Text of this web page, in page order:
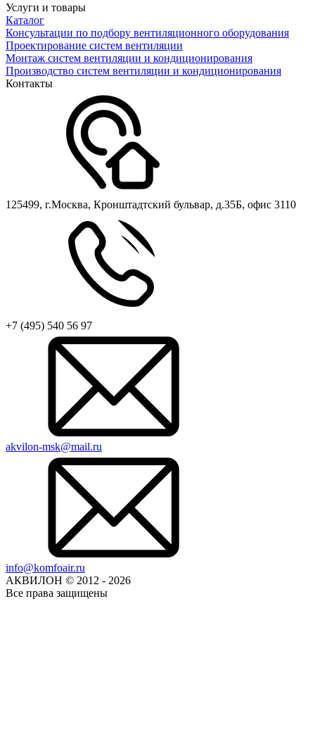
Услуги и товары
Каталог
Консультации по подбору вентиляционного оборудования
Проектирование систем вентиляции
Монтаж систем вентиляции и кондиционирования
Производство систем вентиляции и кондиционирования
Контакты
125499, г.Москва, Кронштадтский бульвар, д.35Б, офис 3110
+7 (495) 540 56 97
akvilon-msk@mail.ru
info@komfoair.ru
АКВИЛОН © 2012 - 2026
Все права защищены